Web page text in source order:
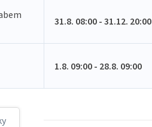
31.8. 08:00 - 31.12. 20:00
1.8. 09:00 - 28.8. 09:00